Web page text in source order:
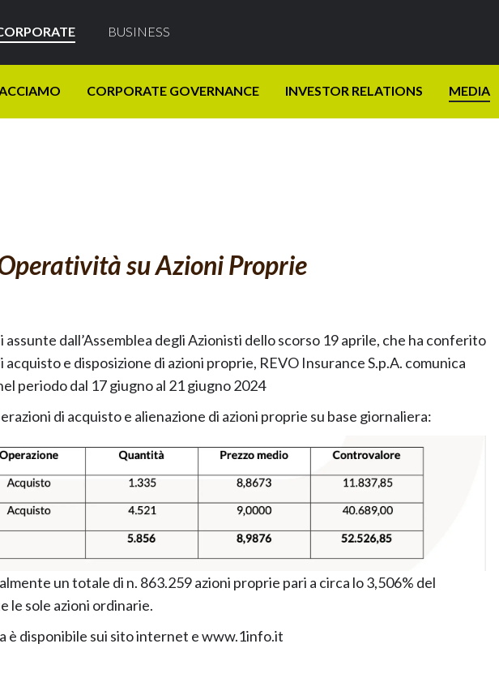
BUSINESS
CORPORATE GOVERNANCE INVESTOR RELATIONS MEDIA
su Azioni Proprie
dall’Assemblea degli Azionisti dello scorso 19 aprile, che ha conferito
acquisto e disposizione di azioni proprie, REVO Insurance S.p.A. comunica
periodo dal 17 giugno al 21 giugno 2024
di acquisto e alienazione di azioni proprie su base giornaliera:
un totale di n. 863.259 azioni proprie pari a circa lo 3,506% del
le sole azioni ordinarie.
è disponibile sui sito internet e www.1info.it